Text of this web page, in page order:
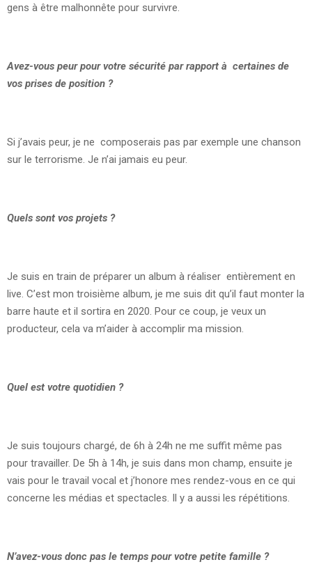
gens à être malhonnête pour survivre.
Avez-vous peur pour votre sécurité par rapport à certaines de
vos prises de position ?
Si j’avais peur, je ne composerais pas par exemple une chanson
sur le terrorisme. Je n’ai jamais eu peur.
Quels sont vos projets ?
Je suis en train de préparer un album à réaliser entièrement en
live. C’est mon troisième album, je me suis dit qu’il faut monter la
barre haute et il sortira en 2020. Pour ce coup, je veux un
producteur, cela va m’aider à accomplir ma mission.
Quel est votre quotidien ?
Je suis toujours chargé, de 6h à 24h ne me suffit même pas
pour travailler. De 5h à 14h, je suis dans mon champ, ensuite je
vais pour le travail vocal et j’honore mes rendez-vous en ce qui
concerne les médias et spectacles. Il y a aussi les répétitions.
N’avez-vous donc pas le temps pour votre petite famille ?